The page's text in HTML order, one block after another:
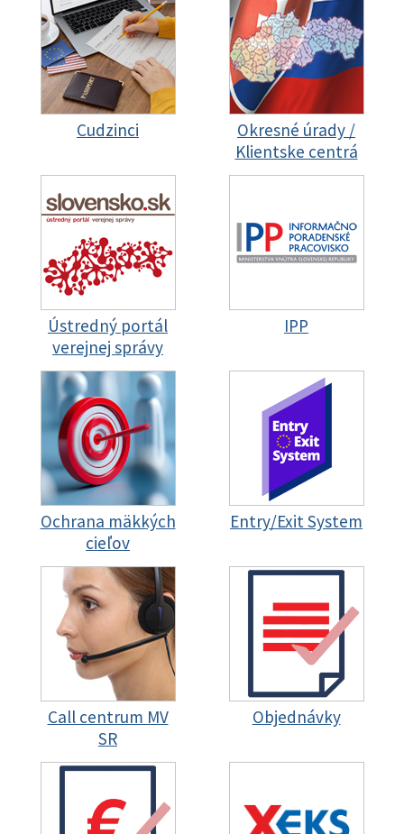
Cudzinci
Okresné úrady /
Klientske centrá
Ústredný portál
verejnej správy
IPP
Ochrana mäkkých
cieľov
Entry/Exit System
Call centrum MV
SR
Objednávky